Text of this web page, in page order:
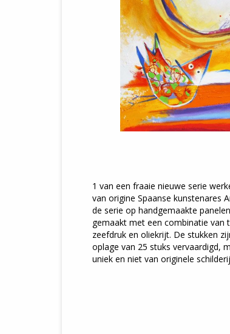
1 van een fraaie nieuwe serie
van origine Spaanse kunstenares
de serie op handgemaakte
gemaakt met een combinatie van
zeefdruk en oliekrijt. De stukken
oplage van 25 stuks vervaardigd,
uniek en niet van originele